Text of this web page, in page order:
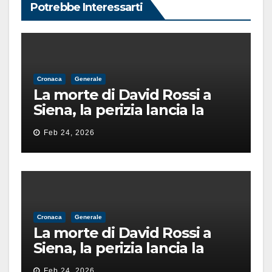
Potrebbe Interessarti
Cronaca Generale
La morte di David Rossi a
Siena, la perizia lancia la
pista di un’intimidazione
finita male
Feb 24, 2026
Cronaca Generale
La morte di David Rossi a
Siena, la perizia lancia la
pista di un’intimidazione